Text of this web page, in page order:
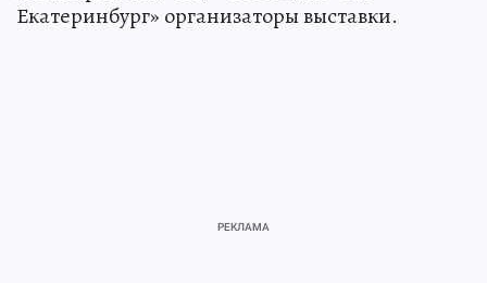
Екатеринбург» организаторы выставки.